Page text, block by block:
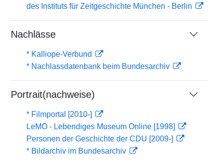
des Instituts für Zeitgeschichte München - Berlin
Nachlässe
* Kalliope-Verbund
* Nachlassdatenbank beim Bundesarchiv
Portrait(nachweise)
* Filmportal [2010-]
LeMO - Lebendiges Museum Online [1998]
Personen der Geschichte der CDU [2009-]
* Bildarchiv im Bundesarchiv